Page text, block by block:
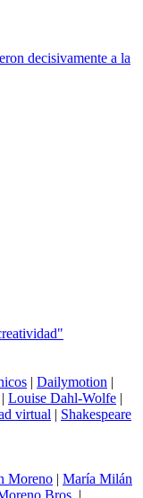
decisivamente a la
| Dailymotion |
| Louise Dahl-Wolfe |
virtual | Shakespeare
Moreno | María Milán
Bros. |